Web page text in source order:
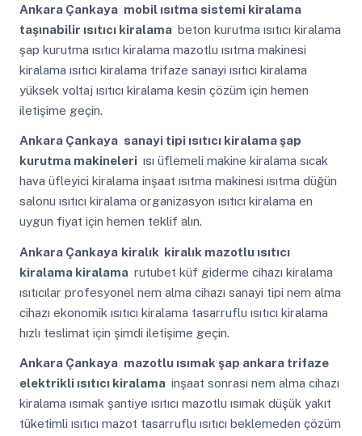
Ankara Çankaya mobil ısıtma sistemi kiralama
taşınabilir ısıtıcı kiralama beton kurutma ısıtıcı kiralama
şap kurutma ısıtıcı kiralama mazotlu ısıtma makinesi
kiralama ısıtıcı kiralama trifaze sanayi ısıtıcı kiralama
yüksek voltaj ısıtıcı kiralama kesin çözüm için hemen
iletişime geçin.
Ankara Çankaya sanayi tipi ısıtıcı kiralama şap
kurutma makineleri ısı üflemeli makine kiralama sıcak
hava üfleyici kiralama inşaat ısıtma makinesi ısıtma düğün
salonu ısıtıcı kiralama organizasyon ısıtıcı kiralama en
uygun fiyat için hemen teklif alın.
Ankara Çankaya kiralık kiralık mazotlu ısıtıcı
kiralama kiralama rutubet küf giderme cihazı kiralama
ısıtıcılar profesyonel nem alma cihazı sanayi tipi nem alma
cihazı ekonomik ısıtıcı kiralama tasarruflu ısıtıcı kiralama
hızlı teslimat için şimdi iletişime geçin.
Ankara Çankaya mazotlu ısımak şap ankara trifaze
elektrikli ısıtıcı kiralama inşaat sonrası nem alma cihazı
kiralama ısımak şantiye ısıtıcı mazotlu ısımak düşük yakıt
tüketimli ısıtıcı mazot tasarruflu ısıtıcı beklemeden çözüm